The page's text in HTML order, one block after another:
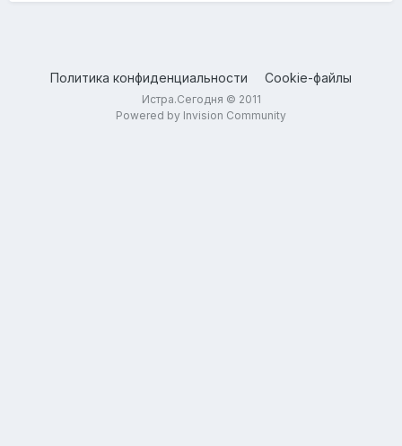
Политика конфиденциальности Cookie-файлы
Истра.Сегодня © 2011
Powered by Invision Community